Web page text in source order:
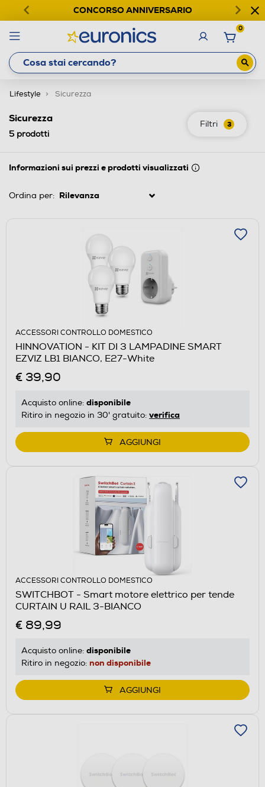
CONCORSO ANNIVERSARIO
0
Lifestyle Sicurezza
Filtri 3
Sicurezza
5 prodotti
Informazioni sui prezzi e prodotti visualizzati
Ordina per:
ACCESSORI CONTROLLO DOMESTICO
HINNOVATION - KIT DI 3 LAMPADINE SMART
EZVIZ LB1 BIANCO, E27-White
€ 39,90
Acquisto online: disponibile
Ritiro in negozio in 30' gratuito: verifica
AGGIUNGI
ACCESSORI CONTROLLO DOMESTICO
SWITCHBOT - Smart motore elettrico per tende
CURTAIN U RAIL 3-BIANCO
€ 89,99
Acquisto online: disponibile
Ritiro in negozio: non disponibile
AGGIUNGI